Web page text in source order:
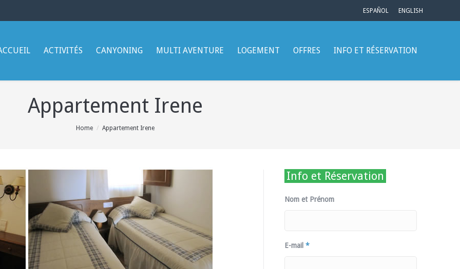
ESPAÑOL ENGLISH
ACTIVITÉS CANYONING MULTI AVENTURE LOGEMENT OFFRES INFO ET RÉSERVATION
Appartement Irene
Home Appartement Irene
Info et Réservation
Nom et Prénom
E-mail *